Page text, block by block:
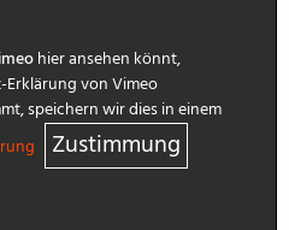
hier ansehen könnt,
von Vimeo
speichern wir dies in einem
Zustimmung